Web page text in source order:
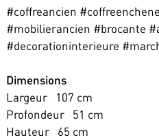
#coffreancien
#mobilierancien #brocante
#decorationinterieure
Dimensions
Largeur
107 cm
Profondeur
51 cm
Hauteur
65 cm